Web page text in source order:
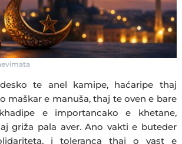
te anel kamipe, haćaripe thaj
maškar e manuša, thaj te oven e bare
e importancako e khetane,
griža pala aver. Ano vakti e buteder
i toleranca thaj o vast e